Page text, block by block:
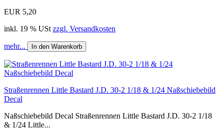
EUR 5,20
inkl. 19 % USt zzgl. Versandkosten
mehr... In den Warenkorb
Straßenrennen Little Bastard J.D. 30-2 1/18 & 1/24 Naßschiebebild
Decal
Naßschiebebild Decal Straßenrennen Little Bastard J.D. 30-2 1/18
& 1/24 Little...